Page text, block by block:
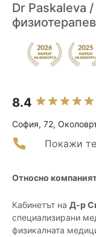
Dr Paskaleva
8.4
София, 72,
Покажи
Относно
Кабинетът на Д-р
специализирани
физикалната